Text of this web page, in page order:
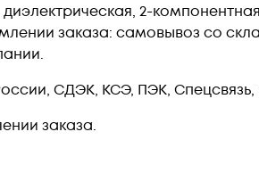
2-
заказа: самовывоз со
СДЭК, КСЭ, ПЭК, Спецсвязь,
заказа.